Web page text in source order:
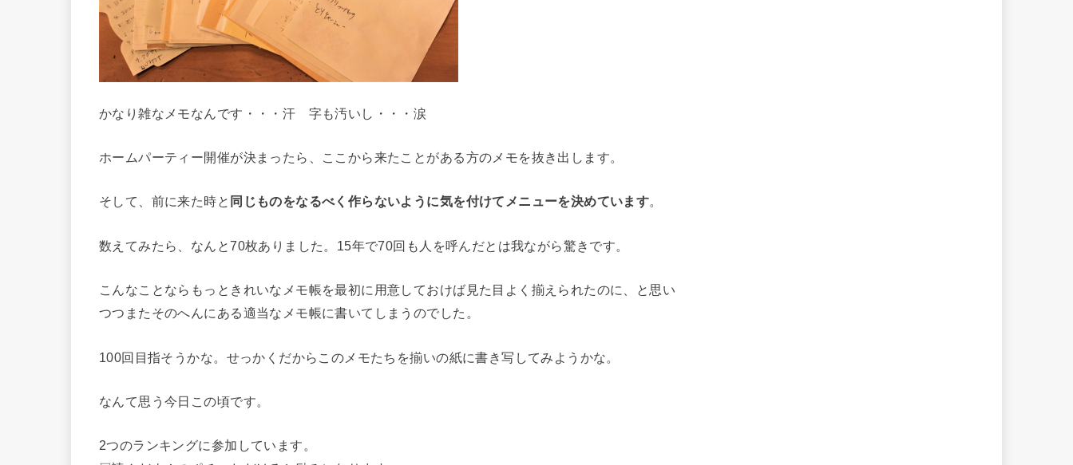
かなり雑なメモなんです・・・汗 字も汚いし・・・涙
ホームパーティー開催が決まったら、ここから来たことがある方のメモを抜き出します。
そして、前に来た時と 同じものをなるべく作らないように気を付けてメニューを決めています。
数えてみたら、なんと70枚ありました。15年で70回も人を呼んだとは我ながら驚きです。
こんなことならもっときれいなメモ帳を最初に用意しておけば見た目よく揃えられたのに、と思い
つつまたそのへんにある適当なメモ帳に書いてしまうのでした。
100回目指そうかな。せっかくだからこのメモたちを揃いの紙に書き写してみようかな。
なんて思う今日この頃です。
2つのランキングに参加しています。